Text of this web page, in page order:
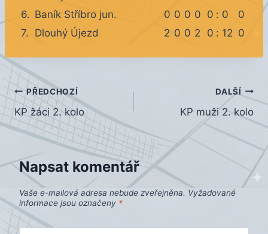
6. Baník Stříbro jun. 0 0 0 0 0 : 0
0
7. Dlouhý Újezd 2 0 0 2 0 : 12 0
Navigace
pro
příspěvek
PŘEDCHOZÍ
KP žáci 2. kolo
DALŠÍ
KP muži 2. kolo
Napsat komentář
Vaše e-mailová adresa nebude zveřejněna. Vyžadované
informace jsou označeny *